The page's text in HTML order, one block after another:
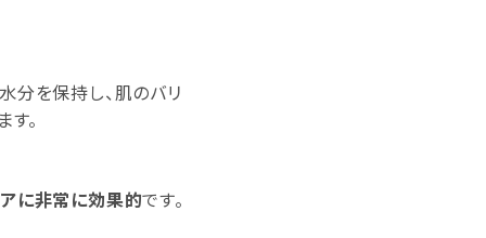
分を保持し、肌のバリ
。
に非常に効果的です。